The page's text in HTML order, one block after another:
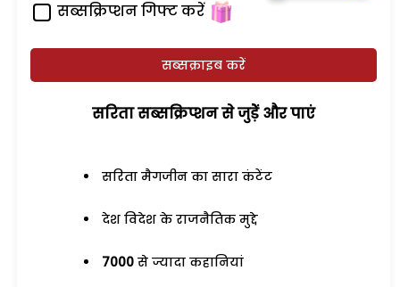
सब्सक्रिप्शन गिफ्ट करें
सब्सक्राइब करें
सरिता सब्सक्रिप्शन से जुड़ेें और पाएं
सरिता मैगजीन का सारा कंटेंट
देश विदेश के राजनैतिक मुद्दे
7000 से ज्यादा कहानियां